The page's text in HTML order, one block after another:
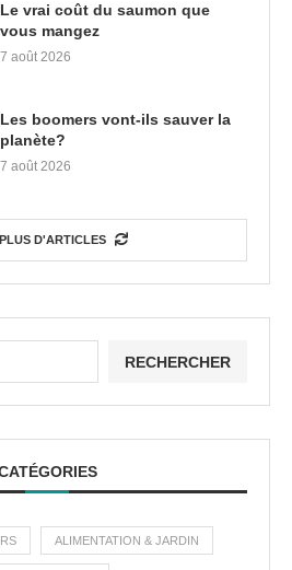
Le vrai coût du saumon que
vous mangez
7 août 2026
Les boomers vont-ils sauver la
planète?
7 août 2026
D'ARTICLES
RECHERCHER
ALIMENTATION & JARDIN